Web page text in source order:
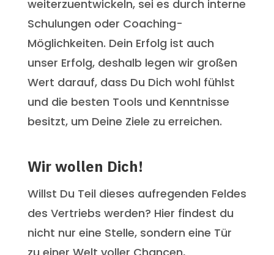
weiterzuentwickeln, sei es durch interne
Schulungen oder Coaching-
Möglichkeiten. Dein Erfolg ist auch
unser Erfolg, deshalb legen wir großen
Wert darauf, dass Du Dich wohl fühlst
und die besten Tools und Kenntnisse
besitzt, um Deine Ziele zu erreichen.
Wir wollen Dich!
Willst Du Teil dieses aufregenden Feldes
des Vertriebs werden? Hier findest du
nicht nur eine Stelle, sondern eine Tür